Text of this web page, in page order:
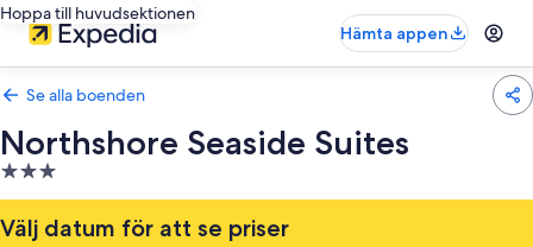
Hoppa till huvudsektionen
Hämta appen
Se alla boenden
Northshore Seaside Suites
3.0-
stjärnigt
boende
Välj datum för att se priser